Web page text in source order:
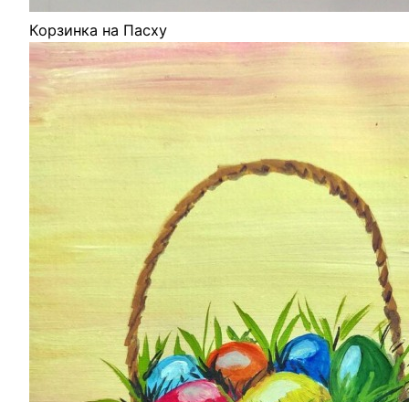
Корзинка на Пасху